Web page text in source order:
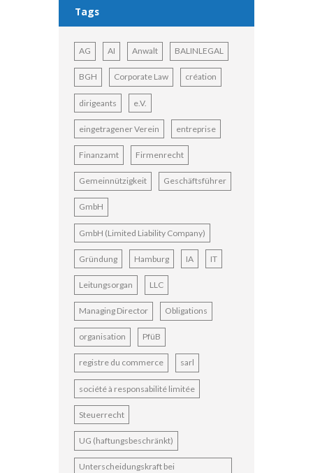
Tags
AG AI Anwalt BALINLEGAL
BGH Corporate Law création
dirigeants e.V.
eingetragener Verein entreprise
Finanzamt Firmenrecht
Gemeinnützigkeit Geschäftsführer
GmbH
GmbH (Limited Liability Company)
Gründung Hamburg IA IT
Leitungsorgan LLC
Managing Director Obligations
organisation PfüB
registre du commerce sarl
société à responsabilité limitée
Steuerrecht
UG (haftungsbeschränkt)
Unterscheidungskraft bei